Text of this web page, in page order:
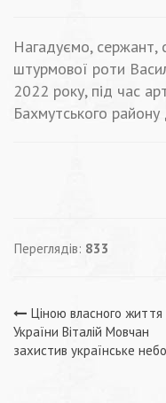
Нагадуємо, сержант,
штурмової роти
2022 року, під час
Бахмутського
Переглядів: 833
записів
Ціною власного життя
України Віталій Мовчан
захистив українське небо